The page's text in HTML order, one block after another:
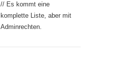
// Es kommt eine
komplette Liste, aber mit
Adminrechten.